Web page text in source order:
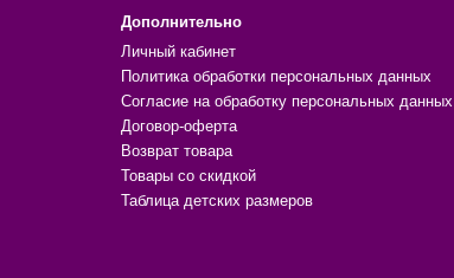
Дополнительно
Личный кабинет
Политика обработки персональных данных
Согласие на обработку персональных данных
Договор-оферта
Возврат товара
Товары со скидкой
Таблица детских размеров